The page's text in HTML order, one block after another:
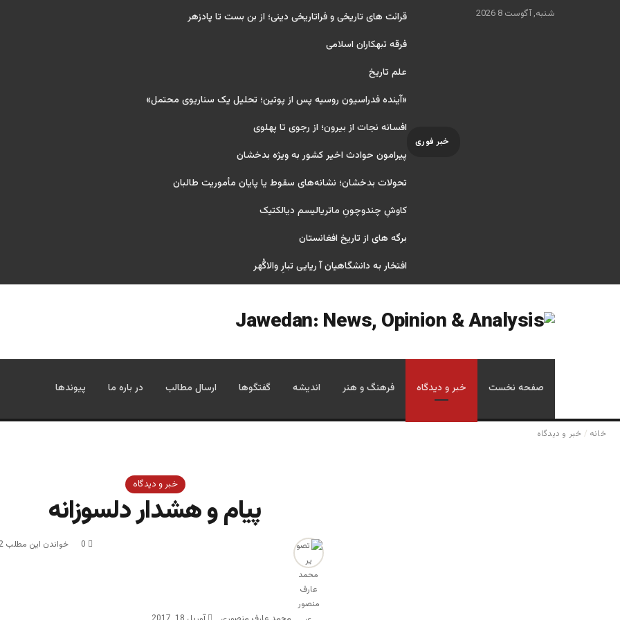
شنبه, آگوست 8 2026
خبر فوری
قرائت های تاریخی و فراتاریخی دینی؛ از بن بست تا پادزهر
فرقه تبهکاران اسلامی
علم تاریخ
«آینده فدراسیون روسیه پس از پوتین؛ تحلیل یک سناریوی محتمل»
افسانه نجات از بیرون؛ از رجوی تا پهلوی
پیرامون حوادث اخیر کشور به ویژه بدخشان
تحولات بدخشان؛ نشانه‌های سقوط یا پایان مأموریت طالبان
کاوشِ چندو‌چونِ ماتریالیسم دیالکتیک
برگه های از تاریخ افغانستان
افتخار به دانشگاهیان آ ریایی تبارِ والاگُهر
صفحه نخست خبر و دیدگاه فرهنگ و هنر اندیشه گفتگوها ارسال مطالب در باره ما پیوندها
خانه / خبر و دیدگاه
خبر و دیدگاه
پيام و هشدار دلسوزانه
0 خواندن این مطلب 2 دقیقه زمان میبرد